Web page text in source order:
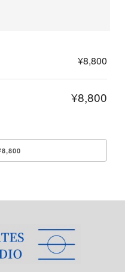
¥8,800
¥8,800